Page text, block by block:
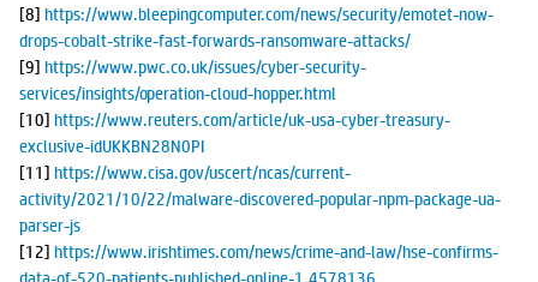
[8] https://www.bleepingcomputer.com/news/security/emotet-now-
drops-cobalt-strike-fast-forwards-ransomware-attacks/
[9] https://www.pwc.co.uk/issues/cyber-security-
services/insights/operation-cloud-hopper.html
[10] https://www.reuters.com/article/uk-usa-cyber-treasury-
exclusive-idUKKBN28N0PI
[11] https://www.cisa.gov/uscert/ncas/current-
activity/2021/10/22/malware-discovered-popular-npm-package-ua-
parser-js
[12] https://www.irishtimes.com/news/crime-and-law/hse-confirms-